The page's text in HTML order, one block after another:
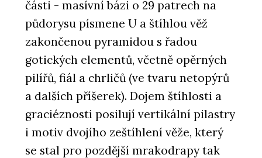
části - masívní bázi o 29 patrech na
půdorysu písmene U a štíhlou věž
zakončenou pyramidou s řadou
gotických elementů, včetně opěrných
pilířů, fiál a chrličů (ve tvaru netopýrů
a dalších příšerek). Dojem štíhlosti a
graciéznosti posilují vertikální pilastry
i motiv dvojího zeštíhlení věže, který
se stal pro pozdější mrakodrapy tak